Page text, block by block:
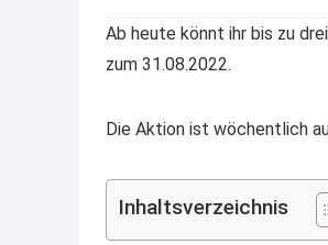
Ab heute könnt ihr bis zu
zum 31.08.2022.
Die Aktion ist wöchentlich
Inhaltsverzeichnis